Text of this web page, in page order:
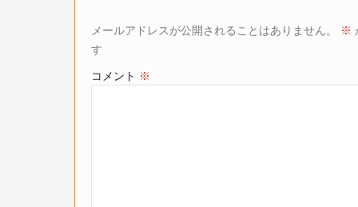
メールアドレスが公開されることはありません。 ※
す
コメント ※